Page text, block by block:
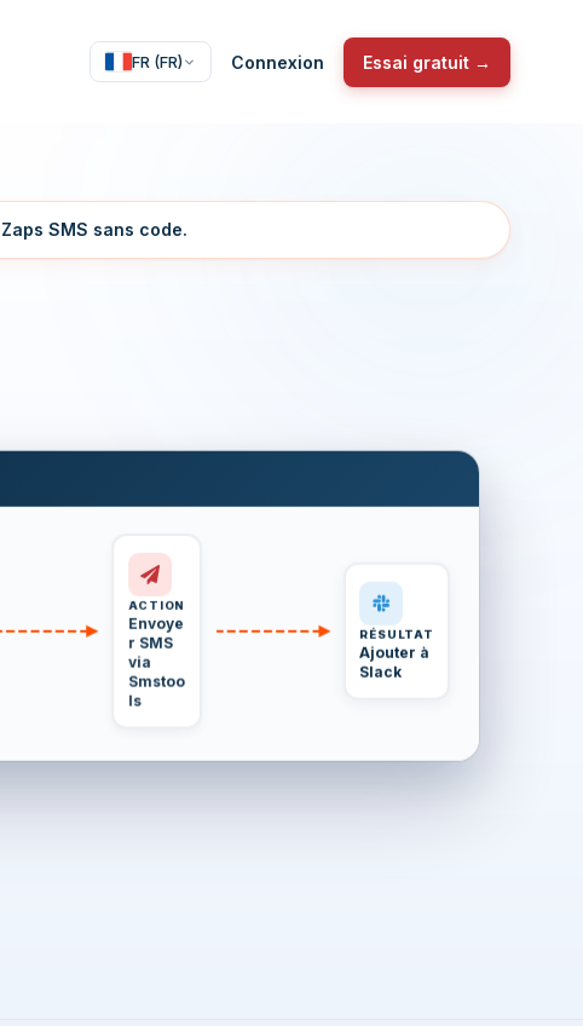
FR (FR) Connexion Essai gratuit →
SMS sans code.
ACTION
Envoye
r SMS
via
Smstoo
ls
RÉSULTAT
Ajouter à
Slack